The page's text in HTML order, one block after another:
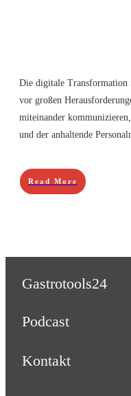
Die digitale Transformation
vor großen
miteinander
und der anhaltende
Read More
Gastrotools24
Podcast
Kontakt